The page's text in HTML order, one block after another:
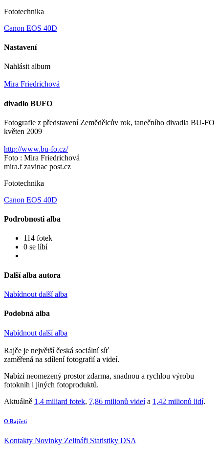
Fototechnika
Canon EOS 40D
Nastavení
Nahlásit album
Mira Friedrichová
divadlo BUFO
Fotografie z představení Zemědělcův rok, tanečního divadla BU-FO
květen 2009
http://www.bu-fo.cz/
Foto : Mira Friedrichová
mira.f zavinac post.cz
Fototechnika
Canon EOS 40D
Podrobnosti alba
114 fotek
0 se líbí
Další alba autora
Nabídnout další alba
Podobná alba
Nabídnout další alba
Rajče je největší česká sociální síť
zaměřená na sdílení fotografií a videí.
Nabízí neomezený prostor zdarma, snadnou a rychlou výrobu
fotoknih i jiných fotoproduktů.
Aktuálně 1,4 miliard fotek, 7,86 milionů videía 1,42 milionů lidí.
O Rajčeti
Kontakty Novinky Zelináři Statistiky DSA